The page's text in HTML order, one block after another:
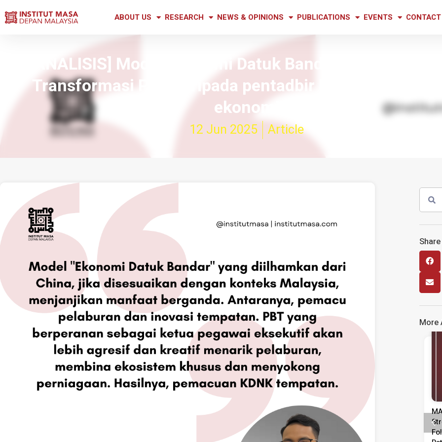
ABOUT US RESEARCH NEWS & OPINIONS PUBLICATIONS EVENTS
[ANALISIS] Model Ekonomi Datuk Bandar China:
Transformasi PBT daripada pentadbir kepada
ekonomi
12 Jun 2025 Article
More
Media Release
Kenyataan Media Tinjauan
Persepsi Prestasi Pentadbiran,
Dasar Negara & Kepimpinan
MASA Calls For Urgent Action To
Strengthen Labour Market
Following Rise In Unemployment